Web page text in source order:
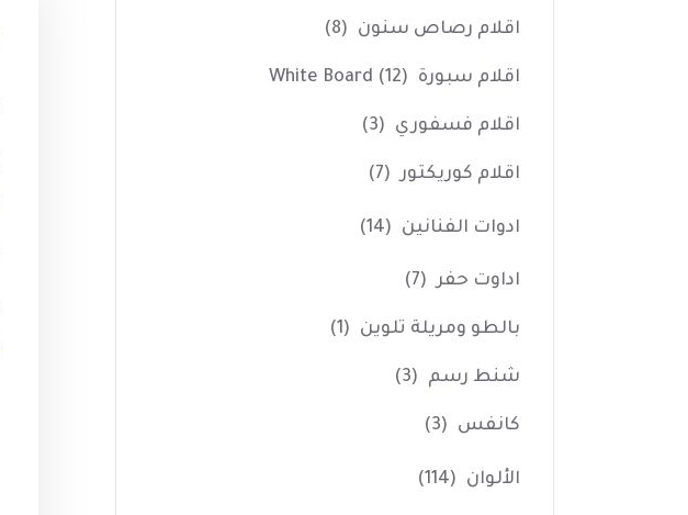
اقلام رصاص سنون (8)
اقلام سبورة White Board (12)
اقلام فسفوري (3)
اقلام كوريكتور (7)
ادوات الفنانين (14)
اداوت حفر (7)
بالطو ومريلة تلوين (1)
شنط رسم (3)
كانفس (3)
الألوان (114)